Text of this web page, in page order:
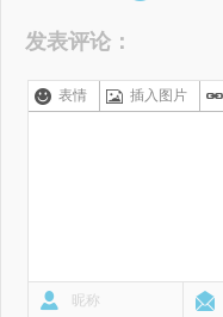
发表评论：
表情 插入图片